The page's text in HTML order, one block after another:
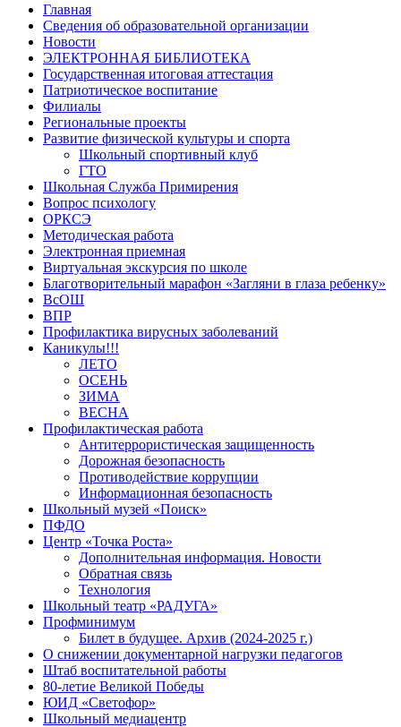
Главная
Сведения об образовательной организации
Новости
ЭЛЕКТРОННАЯ БИБЛИОТЕКА
Государственная итоговая аттестация
Патриотическое воспитание
Филиалы
Региональные проекты
Развитие физической культуры и спорта
Школьный спортивный клуб
ГТО
Школьная Служба Примирения
Вопрос психологу
ОРКСЭ
Методическая работа
Электронная приемная
Виртуальная экскурсия по школе
Благотворительный марафон «Загляни в глаза ребенку»
ВсОШ
ВПР
Профилактика вирусных заболеваний
Каникулы!!!
ЛЕТО
ОСЕНЬ
ЗИМА
ВЕСНА
Профилактическая работа
Антитеррористическая защищенность
Дорожная безопасность
Противодействие коррупции
Информационная безопасность
Школьный музей «Поиск»
ПФДО
Центр «Точка Роста»
Дополнительная информация. Новости
Обратная связь
Технология
Школьный театр «РАДУГА»
Профминимум
Билет в будущее. Архив (2024-2025 г.)
О снижении документарной нагрузки педагогов
Штаб воспитательной работы
80-летие Великой Победы
ЮИД «Светофор»
Школьный медиацентр